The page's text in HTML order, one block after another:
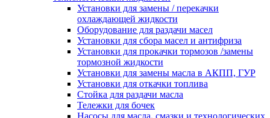
Установки для замены / перекачки
охлаждающей жидкости
Оборудование для раздачи масел
Установки для сбора масел и антифриза
Установки для прокачки тормозов /замены
тормозной жидкости
Установки для замены масла в АКПП, ГУР
Установки для откачки топлива
Стойка для раздачи масла
Тележки для бочек
Насосы для масла, смазки и технологических